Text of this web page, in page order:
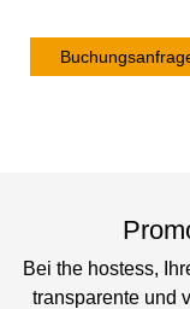
Bei the hostess,
transparente und